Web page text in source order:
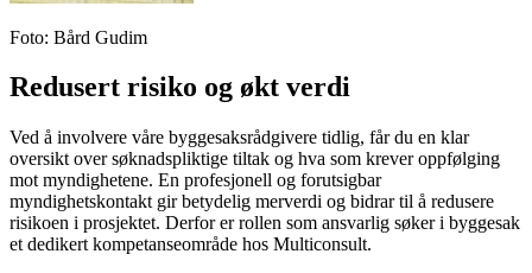
Foto: Bård Gudim
Redusert risiko og økt verdi
Ved å involvere våre byggesaksrådgivere tidlig, får du en klar
oversikt over søknadspliktige tiltak og hva som krever oppfølging
mot myndighetene. En profesjonell og forutsigbar
myndighetskontakt gir betydelig merverdi og bidrar til å redusere
risikoen i prosjektet. Derfor er rollen som ansvarlig søker i byggesak
et dedikert kompetanseområde hos Multiconsult.